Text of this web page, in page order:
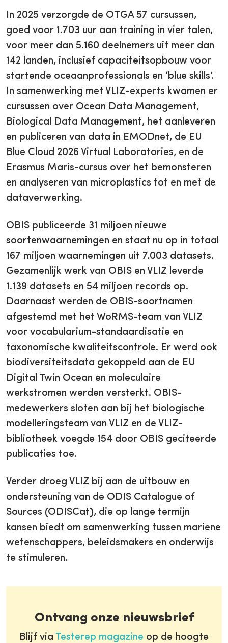
In 2025 verzorgde de OTGA 57 cursussen,
goed voor 1.703 uur aan training in vier talen,
voor meer dan 5.160 deelnemers uit meer dan
142 landen, inclusief capaciteitsopbouw voor
startende oceaanprofessionals en ‘blue skills’.
In samenwerking met VLIZ-experts kwamen er
cursussen over Ocean Data Management,
Biological Data Management, het aanleveren
en publiceren van data in EMODnet, de EU
Blue Cloud 2026 Virtual Laboratories, en de
Erasmus Maris-cursus over het bemonsteren
en analyseren van microplastics tot en met de
dataverwerking.
OBIS publiceerde 31 miljoen nieuwe
soortenwaarnemingen en staat nu op in totaal
167 miljoen waarnemingen uit 7.003 datasets.
Gezamenlijk werk van OBIS en VLIZ leverde
1.139 datasets en 54 miljoen records op.
Daarnaast werden de OBIS-soortnamen
afgestemd met het WoRMS-team van VLIZ
voor vocabularium-standaardisatie en
taxonomische kwaliteitscontrole. Er werd ook
biodiversiteitsdata gekoppeld aan de EU
Digital Twin Ocean en moleculaire
werkstromen werden versterkt. OBIS-
medewerkers sloten aan bij het biologische
modelleringsteam van VLIZ en de VLIZ-
bibliotheek voegde 154 door OBIS geciteerde
publicaties toe.
Verder droeg VLIZ bij aan de uitbouw en
ondersteuning van de ODIS Catalogue of
Sources (ODISCat), die op lange termijn
kansen biedt om samenwerking tussen mariene
wetenschappers, beleidsmakers en onderwijs
te stimuleren.
Ontvang onze nieuwsbrief
Blijf via Testerep magazine op de hoogte